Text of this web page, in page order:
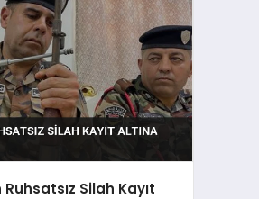
Silah Kayıt